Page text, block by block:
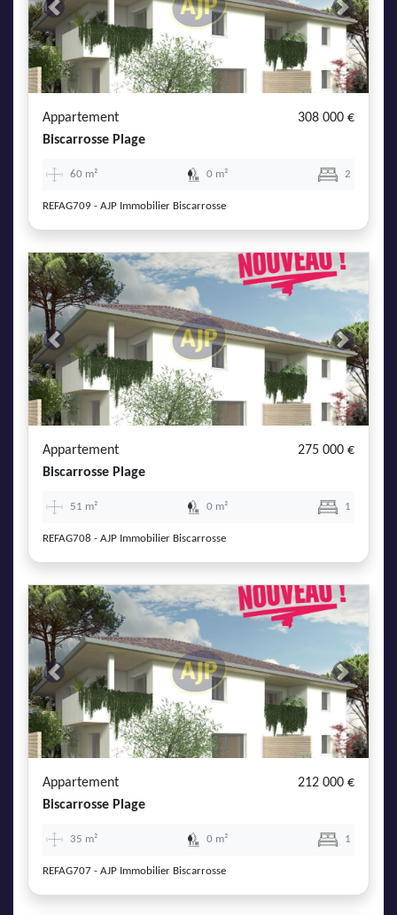
Previous Next
Appartement
308 000 €
Biscarrosse Plage
60 m² 0 m² 2
REFAG709 - AJP Immobilier Biscarrosse
Previous Next
Appartement
275 000 €
Biscarrosse Plage
51 m² 0 m² 1
REFAG708 - AJP Immobilier Biscarrosse
Previous Next
Appartement
212 000 €
Biscarrosse Plage
35 m² 0 m² 1
REFAG707 - AJP Immobilier Biscarrosse